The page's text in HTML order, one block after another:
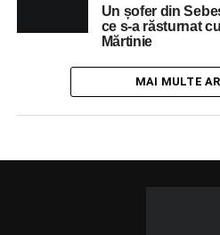
Un șofer din
ce s-a răsturnat
Mărtinie
MAI MULTE